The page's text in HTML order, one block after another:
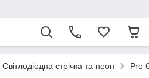
Світлодіодна стрічка та неон Pro